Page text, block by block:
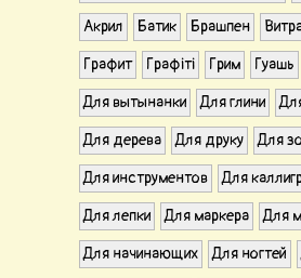
Акрил Батик Брашпен
Графит Графіті Грим Гуашь
Для вытынанки Для глини
Для дерева Для друку Для
Для инструментов Для
Для лепки Для маркера Для
Для начинающих Для ногтей